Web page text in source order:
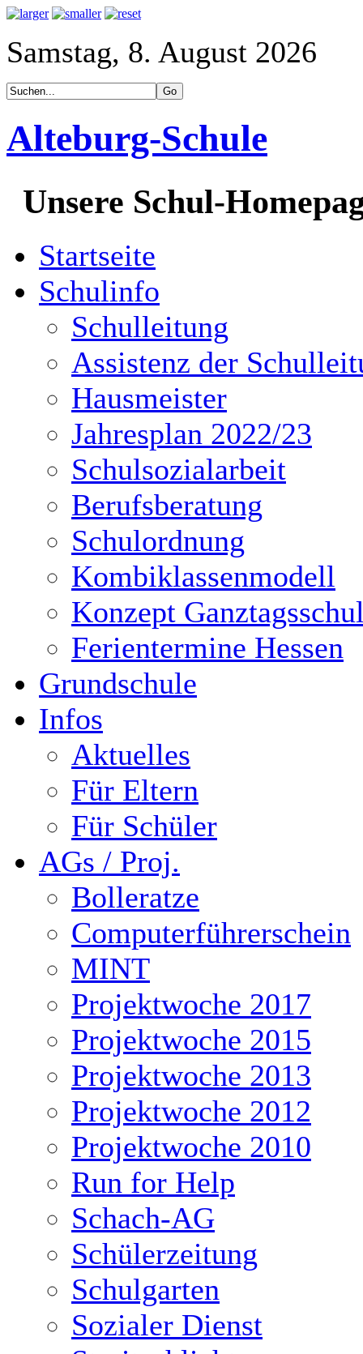
Samstag, 8. August 2026
Alteburg-Schule
Unsere Schul-
Startseite
Schulinfo
Schulleitung
Assistenz der
Hausmeister
Jahresplan 2022/23
Schulsozialarbeit
Berufsberatung
Schulordnung
Kombiklassenmodell
Konzept
Ferientermine Hessen
Grundschule
Infos
Aktuelles
Für Eltern
Für Schüler
AGs / Proj.
Bolleratze
Computerführerschein
MINT
Projektwoche 2017
Projektwoche 2015
Projektwoche 2013
Projektwoche 2012
Projektwoche 2010
Run for Help
Schach-AG
Schülerzeitung
Schulgarten
Sozialer Dienst